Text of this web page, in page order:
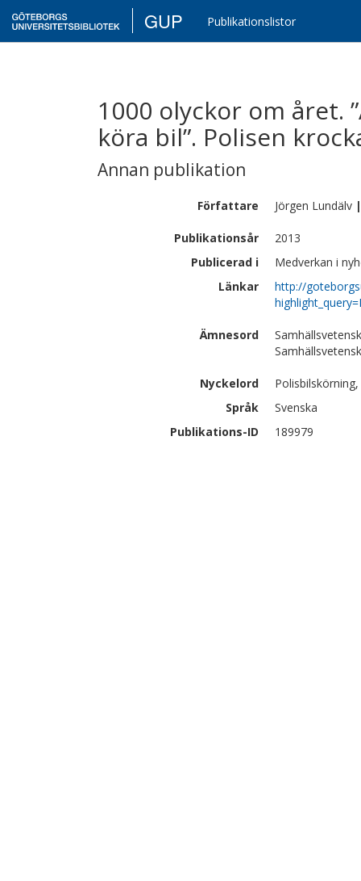
GUP Publikationslistor
1000 olyckor om året.
köra bil”. Polisen
Annan publikation
Författare Jörgen Lundälv |
Publikationsår
2013
Publicerad i
Medverkan i
Länkar
http://
Ämnesord
Nyckelord
Språk
Svenska
Publikations-ID
189979